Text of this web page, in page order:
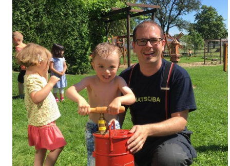
27. Juni 2016
Besuch im Kindergarten mit
Evakuierungsübung